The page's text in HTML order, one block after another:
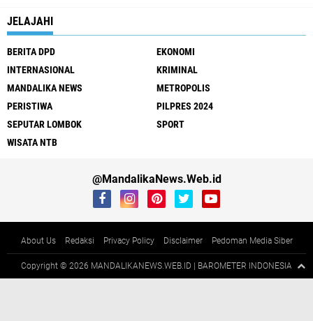
JELAJAHI
BERITA DPD
EKONOMI
INTERNASIONAL
KRIMINAL
MANDALIKA NEWS
METROPOLIS
PERISTIWA
PILPRES 2024
SEPUTAR LOMBOK
SPORT
WISATA NTB
@MandalikaNews.Web.id
About Us Redaksi Privacy Policy Disclaimer Pedoman Media Siber
Copyright © 2026 MANDALIKANEWS.WEB.ID | BAROMETER INDONESIA